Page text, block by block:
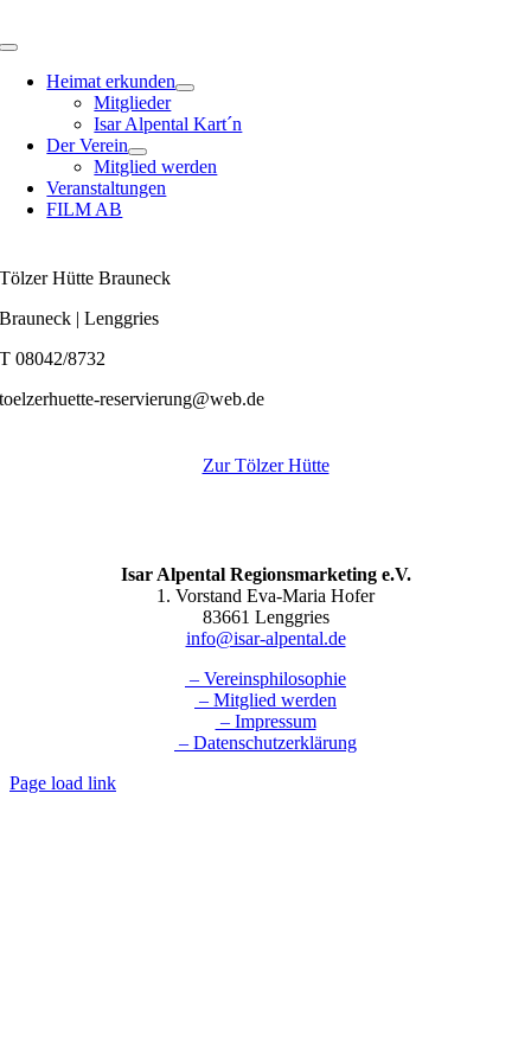
Inhalt
Toggle
NavigationHeimat erkunden
Mitglieder
Isar Alpental Kart´n
Der Verein
Mitglied werden
Veranstaltungen
FILM AB
Tölzer Hütte Brauneck
Brauneck | Lenggries
T 08042/8732
toelzerhuette-reservierung@web.de
Zur Tölzer Hütte
Isar Alpental Regionsmarketing e.V.
1. Vorstand Eva-Maria Hofer
83661 Lenggries
info@isar-alpental.de
– Vereinsphilosophie
– Mitglied werden
– Impressum
– Datenschutzerklärung
Page load link